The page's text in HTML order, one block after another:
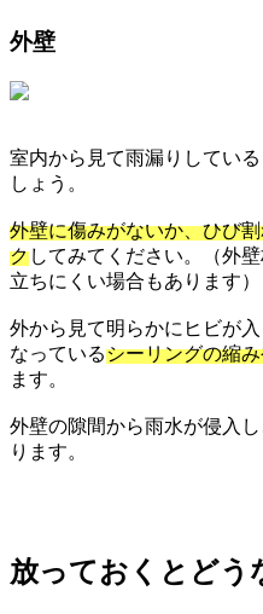
外壁
室内から見て雨漏りしてい
しょう。
外壁に傷みがないか、ひび
クしてみてください。（外
立ちにくい場合もあります）
外から見て明らかにヒビが
なっているシーリングの縮
ます。
外壁の隙間から雨水が侵入
ります。
放っておくとどう